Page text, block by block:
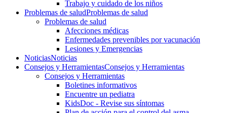
Trabajo y cuidado de los niños
Problemas de saludProblemas de salud
Problemas de salud
Afecciones médicas
Enfermedades prevenibles por vacunación
Lesiones y Emergencias
NoticiasNoticias
Consejos y HerramientasConsejos y Herramientas
Consejos y Herramientas
Boletines informativos
Encuentre un pediatra
KidsDoc - Revise sus síntomas